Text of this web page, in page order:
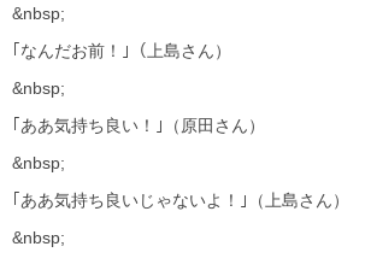
&nbsp;
｢なんだお前！｣（上島さん）
&nbsp;
｢ああ気持ち良い！｣（原田さん）
&nbsp;
｢ああ気持ち良いじゃないよ！｣（上島さん）
&nbsp;